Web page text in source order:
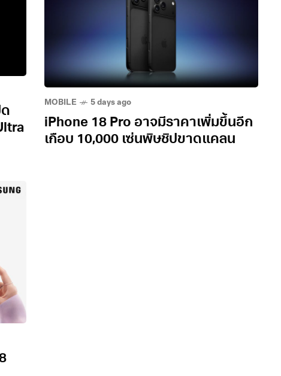
MOBILE 5 days ago
iPhone 18 Pro อาจมีราคาเพิ่มขึ้นอีก
เกือบ 10,000 เซ่นพิษชิปขาดแคลน